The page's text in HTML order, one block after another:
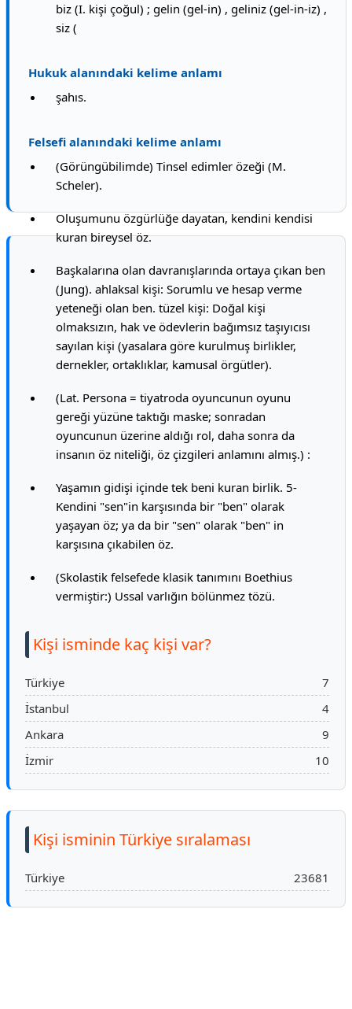
biz (I. kişi çoğul) ; gelin (gel-in) , geliniz (gel-in-iz) ,
siz (
Hukuk alanındaki kelime anlamı
şahıs.
Felsefi alanındaki kelime anlamı
(Görüngübilimde) Tinsel edimler özeği (M.
Scheler).
Oluşumunu özgürlüğe dayatan, kendini kendisi
kuran bireysel öz.
Başkalarına olan davranışlarında ortaya çıkan ben
(Jung). ahlaksal kişi: Sorumlu ve hesap verme
yeteneği olan ben. tüzel kişi: Doğal kişi
olmaksızın, hak ve ödevlerin bağımsız taşıyıcısı
sayılan kişi (yasalara göre kurulmuş birlikler,
dernekler, ortaklıklar, kamusal örgütler).
(Lat. Persona = tiyatroda oyuncunun oyunu
gereği yüzüne taktığı maske; sonradan
oyuncunun üzerine aldığı rol, daha sonra da
insanın öz niteliği, öz çizgileri anlamını almış.) :
Yaşamın gidişi içinde tek beni kuran birlik. 5-
Kendini "sen"in karşısında bir "ben" olarak
yaşayan öz; ya da bir "sen" olarak "ben" in
karşısına çıkabilen öz.
(Skolastik felsefede klasik tanımını Boethius
vermiştir:) Ussal varlığın bölünmez tözü.
Kişi isminde kaç kişi var?
Türkiye
7
İstanbul
4
Ankara
9
İzmir
10
Kişi isminin Türkiye sıralaması
Türkiye 23681